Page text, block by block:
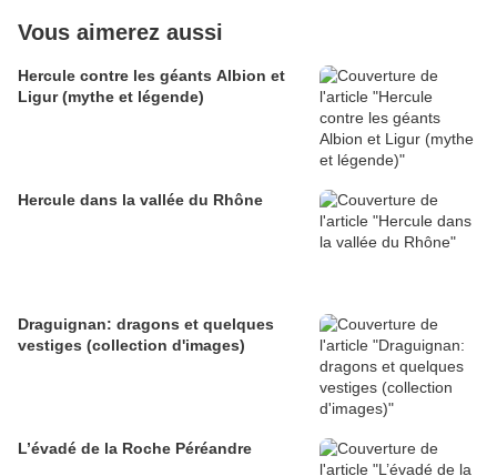
Vous aimerez aussi
Hercule contre les géants Albion et
Ligur (mythe et légende)
Hercule dans la vallée du Rhône
Draguignan: dragons et quelques
vestiges (collection d'images)
L’évadé de la Roche Péréandre